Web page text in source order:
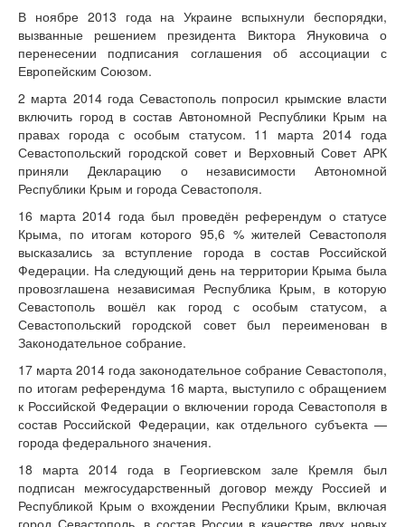
В ноябре 2013 года на Украине вспыхнули беспорядки,
вызванные решением президента Виктора Януковича о
перенесении подписания соглашения об ассоциации с
Европейским Союзом.
2 марта 2014 года Севастополь попросил крымские власти
включить город в состав Автономной Республики Крым на
правах города с особым статусом. 11 марта 2014 года
Севастопольский городской совет и Верховный Совет АРК
приняли Декларацию о независимости Автономной
Республики Крым и города Севастополя.
16 марта 2014 года был проведён референдум о статусе
Крыма, по итогам которого 95,6 % жителей Севастополя
высказались за вступление города в состав Российской
Федерации. На следующий день на территории Крыма была
провозглашена независимая Республика Крым, в которую
Севастополь вошёл как город с особым статусом, а
Севастопольский городской совет был переименован в
Законодательное собрание.
17 марта 2014 года законодательное собрание Севастополя,
по итогам референдума 16 марта, выступило с обращением
к Российской Федерации о включении города Севастополя в
состав Российской Федерации, как отдельного субъекта —
города федерального значения.
18 марта 2014 года в Георгиевском зале Кремля был
подписан межгосударственный договор между Россией и
Республикой Крым о вхождении Республики Крым, включая